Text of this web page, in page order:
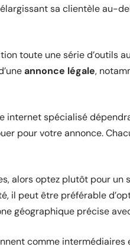
sa clientèle au-
toute une série d’outils
annonce légale,
internet spécialisé
pour votre annonce.
alors optez plutôt pour un
il peut être préférable
géographique précise
comme intermédiaires